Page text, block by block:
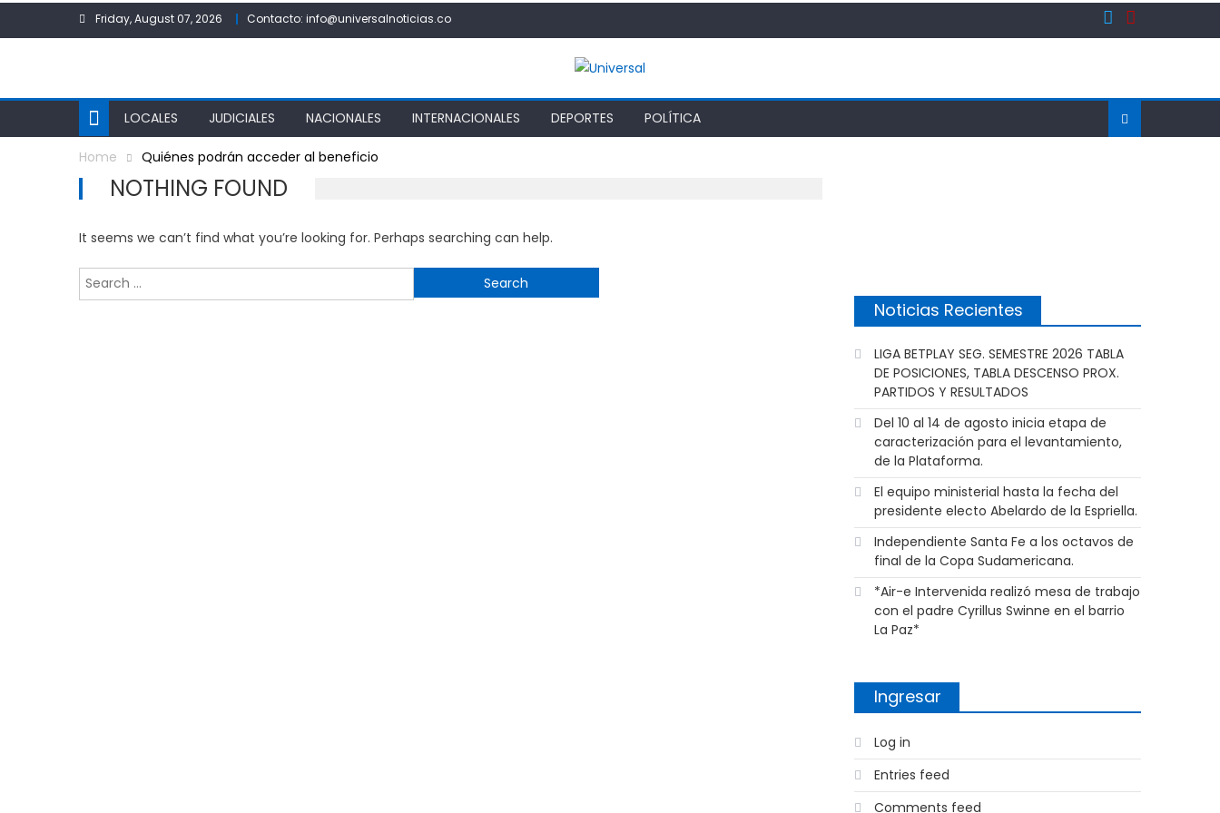
Friday, August 07, 2026 Contacto: info@universalnoticias.co
LOCALES JUDICIALES NACIONALES INTERNACIONALES DEPORTES POLÍTICA
Home Quiénes podrán acceder al beneficio
NOTHING FOUND
It seems we can’t find what you’re looking for. Perhaps searching can help.
for:
Noticias Recientes
LIGA BETPLAY SEG. SEMESTRE 2026 TABLA
DE POSICIONES, TABLA DESCENSO PROX.
PARTIDOS Y RESULTADOS
Del 10 al 14 de agosto inicia etapa de
caracterización para el levantamiento,
de la Plataforma.
El equipo ministerial hasta la fecha del
presidente electo Abelardo de la Espriella.
Independiente Santa Fe a los octavos de
final de la Copa Sudamericana.
*Air-e Intervenida realizó mesa de trabajo
con el padre Cyrillus Swinne en el barrio
La Paz*
Ingresar
Log in
Entries feed
Comments feed